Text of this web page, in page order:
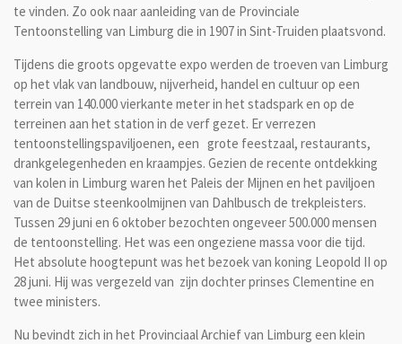
te vinden. Zo ook naar aanleiding van de Provinciale
Tentoonstelling van Limburg die in 1907 in Sint-Truiden plaatsvond.
Tijdens die groots opgevatte expo werden de troeven van Limburg
op het vlak van landbouw, nijverheid, handel en cultuur op een
terrein van 140.000 vierkante meter in het stadspark en op de
terreinen aan het station in de verf gezet. Er verrezen
tentoonstellingspaviljoenen, een grote feestzaal, restaurants,
drankgelegenheden en kraampjes. Gezien de recente ontdekking
van kolen in Limburg waren het Paleis der Mijnen en het paviljoen
van de Duitse steenkoolmijnen van Dahlbusch de trekpleisters.
Tussen 29 juni en 6 oktober bezochten ongeveer 500.000 mensen
de tentoonstelling. Het was een ongeziene massa voor die tijd.
Het absolute hoogtepunt was het bezoek van koning Leopold II op
28 juni. Hij was vergezeld van zijn dochter prinses Clementine en
twee ministers.
Nu bevindt zich in het Provinciaal Archief van Limburg een klein